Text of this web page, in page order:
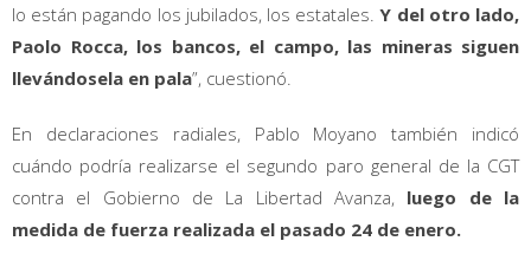
lo están pagando los jubilados, los estatales.Y del otro lado,
Paolo Rocca, los bancos, el campo, las mineras siguen
llevándosela en pala”, cuestionó.
En declaraciones radiales, Pablo Moyano también indicó
cuándo podría realizarse el segundo paro general de la CGT
contra el Gobierno de La Libertad Avanza, luego de la
medida de fuerza realizada el pasado 24 de enero.